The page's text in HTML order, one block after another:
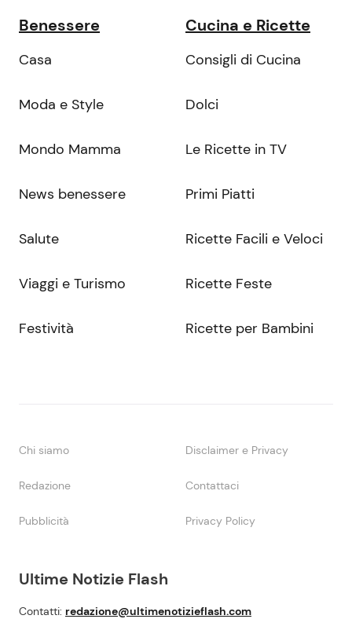
Ultime Notizie Flash
Contatti: redazione@ultimenotizieflash.com
Benessere
Casa
Moda e Style
Mondo Mamma
News benessere
Salute
Viaggi e Turismo
Festività
Cucina e Ricette
Consigli di Cucina
Dolci
Le Ricette in TV
Primi Piatti
Ricette Facili e Veloci
Ricette Feste
Ricette per Bambini
Chi siamo Disclaimer e Privacy
Redazione Contattaci
Pubblicità Privacy Policy